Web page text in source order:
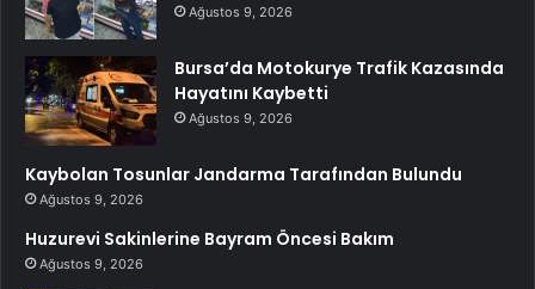
Ağustos 9, 2026
Bursa’da Motokurye Trafik Kazasında
Hayatını Kaybetti
Ağustos 9, 2026
Kaybolan Tosunlar Jandarma Tarafından Bulundu
Ağustos 9, 2026
Huzurevi Sakinlerine Bayram Öncesi Bakım
Ağustos 9, 2026